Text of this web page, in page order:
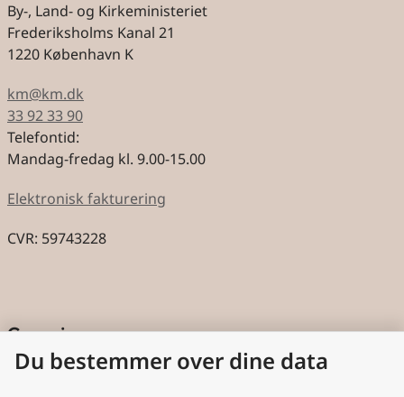
By-, Land- og Kirkeministeriet
Frederiksholms Kanal 21
1220 København K
km@km.dk
33 92 33 90
Telefontid:
Mandag-fredag kl. 9.00-15.00
Elektronisk fakturering
CVR: 59743228
Genveje
Cookies
Du bestemmer over dine data